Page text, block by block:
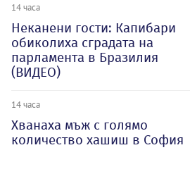
14 часа
Неканени гости: Капибари
обиколиха сградата на
парламента в Бразилия
(ВИДЕО)
14 часа
Хванаха мъж с голямо
количество хашиш в София